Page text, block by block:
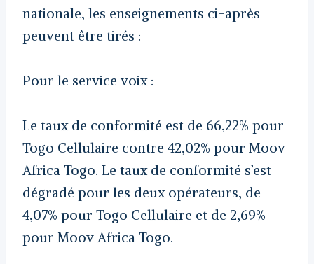
nationale, les enseignements ci-après
peuvent être tirés :
Pour le service voix :
Le taux de conformité est de 66,22% pour
Togo Cellulaire contre 42,02% pour Moov
Africa Togo. Le taux de conformité s’est
dégradé pour les deux opérateurs, de
4,07% pour Togo Cellulaire et de 2,69%
pour Moov Africa Togo.